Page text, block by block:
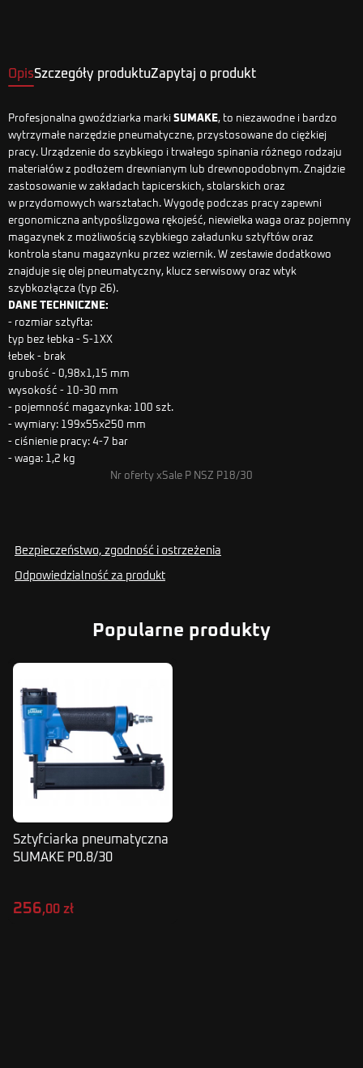
OpisSzczegóły produktuZapytaj o produkt
Profesjonalna gwoździarka marki SUMAKE, to niezawodne i bardzo
wytrzymałe narzędzie pneumatyczne, przystosowane do ciężkiej
pracy. Urządzenie do szybkiego i trwałego spinania różnego rodzaju
materiałów z podłożem drewnianym lub drewnopodobnym. Znajdzie
zastosowanie w zakładach tapicerskich, stolarskich oraz
w przydomowych warsztatach. Wygodę podczas pracy zapewni
ergonomiczna antypoślizgowa rękojeść, niewielka waga oraz pojemny
magazynek z możliwością szybkiego załadunku sztyftów oraz
kontrola stanu magazynku przez wziernik. W zestawie dodatkowo
znajduje się olej pneumatyczny, klucz serwisowy oraz wtyk
szybkozłącza (typ 26).
DANE TECHNICZNE:
- rozmiar sztyfta:
typ bez łebka - S-1XX
łebek - brak
grubość - 0,98x1,15 mm
wysokość - 10-30 mm
- pojemność magazynka: 100 szt.
- wymiary: 199x55x250 mm
- ciśnienie pracy: 4-7 bar
- waga: 1,2 kg
Nr oferty xSale P NSZ P18/30
Bezpieczeństwo, zgodność i ostrzeżenia
Odpowiedzialność za produkt
Popularne produkty
Sztyfciarka pneumatyczna
SUMAKE P0.8/30
256,00 zł